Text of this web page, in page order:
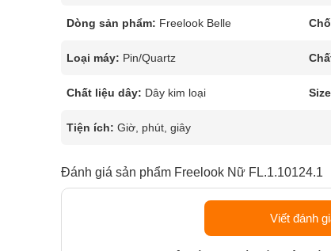
Dòng sản phẩm: Freelook Belle
Loại máy: Pin/Quartz
Chất liệu dây: Dây kim loại
Tiện ích: Giờ, phút, giây
Đánh giá sản phẩm Freelook Nữ FL.1.10124.1
Viết đánh